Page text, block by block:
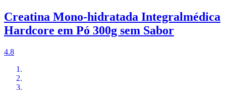
Creatina Mono-hidratada Integralmédica
Hardcore em Pó 300g sem Sabor
4.8